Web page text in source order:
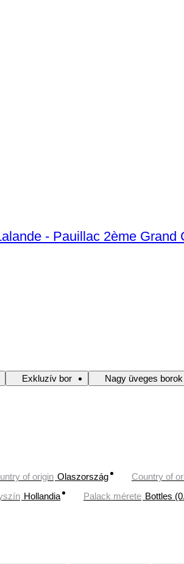
- Pauillac 2ème Grand
Exkluzív bor Nagy üveges borok
of origin Olaszország Country of
Hollandia Palack mérete Bottles